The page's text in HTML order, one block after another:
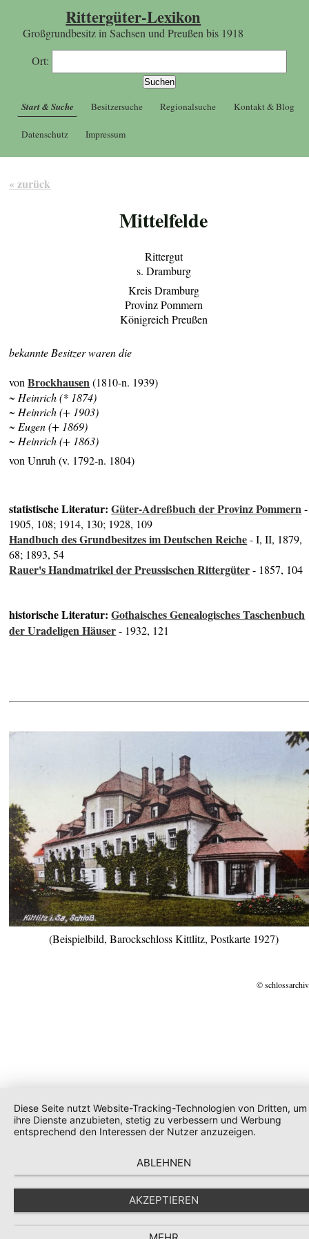
Rittergüter-Lexikon
Großgrundbesitz in Sachsen und Preußen bis 1918
Ort:
Start & Suche Besitzersuche Regionalsuche Kontakt & Blog
Datenschutz Impressum
« zurück
Mittelfelde
Rittergut
s. Dramburg
Kreis Dramburg
Provinz Pommern
Königreich Preußen
bekannte Besitzer waren die
vonBrockhausen(1810-n. 1939)
~ Heinrich (* 1874)
~ Heinrich (+ 1903)
~ Eugen (+ 1869)
~ Heinrich (+ 1863)
von Unruh (v. 1792-n. 1804)
statistische Literatur:Güter-Adreßbuch der Provinz Pommern-
1905, 108; 1914, 130; 1928, 109
Handbuch des Grundbesitzes im Deutschen Reiche- I, II, 1879,
68; 1893, 54
Rauer's Handmatrikel der Preussischen Rittergüter- 1857, 104
historische Literatur:Gothaisches Genealogisches Taschenbuch
der Uradeligen Häuser- 1932, 121
(Beispielbild, Barockschloss Kittlitz, Postkarte 1927)
©
Diese Seite nutzt Website-Tracking-Technologien von Dritten, um
ihre Dienste anzubieten, stetig zu verbessern und Werbung
entsprechend den Interessen der Nutzer anzuzeigen.
ABLEHNEN
AKZEPTIEREN